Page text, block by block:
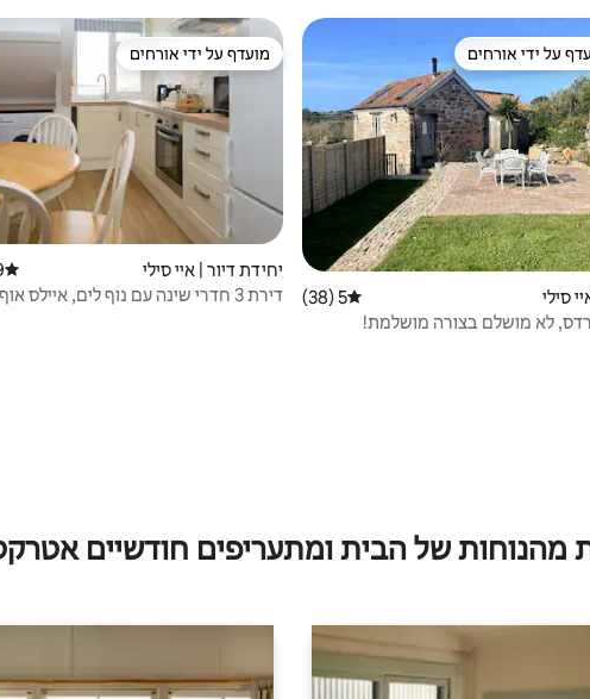
בקרב נכסים מועדפים על ידי אורחים
על ידי אורחים
סילי דירוג ממוצע של 5 מתוך 5, 38 ביקורות
5 (38)
מושלמת!
מועדף על ידי אורחים
מועדף על ידי אורחים
יחידת דיור | איי סילי
דירת 3 חדרי שינה עם נוף לים, איילס אוף סילי
מהנוחות של הבית ומתעריפים חודשיים